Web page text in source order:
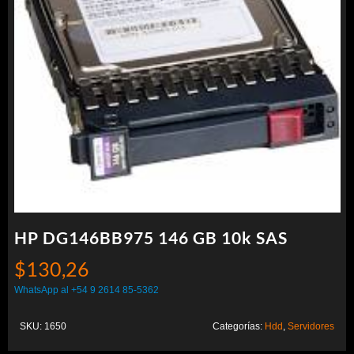
HP DG146BB975 146 GB 10k SAS
$130,26
WhatsApp al +54 9 2614 85-5362
SKU: 1650 Categorías: Hdd Servidores